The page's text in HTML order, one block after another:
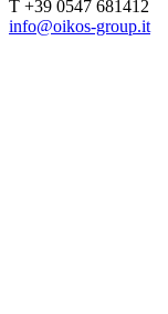
T +39 0547 681412
info@oikos-group.it